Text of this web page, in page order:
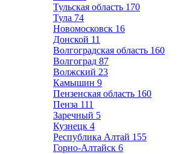
Тульская область 170
Тула 74
Новомосковск 16
Донской 11
Волгоградская область 160
Волгоград 87
Волжский 23
Камышин 9
Пензенская область 160
Пенза 111
Заречный 5
Кузнецк 4
Республика Алтай 155
Горно-Алтайск 6